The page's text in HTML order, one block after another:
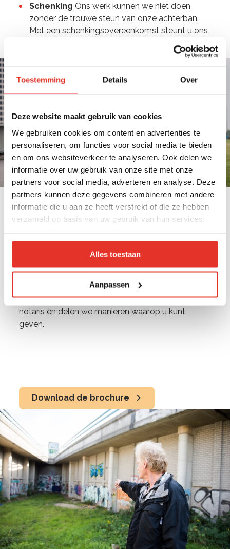
Toestemming Details Over
Deze website maakt gebruik van cookies
We gebruiken cookies om content en advertenties te
personaliseren, om functies voor social media te bieden
en om ons websiteverkeer te analyseren. Ook delen we
informatie over uw gebruik van onze site met onze
partners voor social media, adverteren en analyse. Deze
partners kunnen deze gegevens combineren met andere
informatie die u aan ze heeft verstrekt of die ze hebben
verzameld op basis van uw gebruik van hun services.
Alles toestaan
Aanpassen
Schenking Ons werk kunnen we niet doen
zonder de trouwe steun van onze achterban.
Met een schenkingsovereenkomst steunt u ons
Leren leven door na te laten
Wilt u bijdragen aan een betere wereld, ook als u
er niet meer bent? Met een nalatenschap aan
Ontmoeting kunt u het verschil maken in het leven
In onze informatiebrochure geven we tips van een
notaris en delen we manieren waarop u kunt
geven.
Download de brochure